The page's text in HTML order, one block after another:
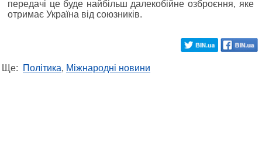
передачі це буде найбільш далекобійне озброєння, яке
отримає Україна від союзників.
Ще: Політика, Міжнародні новини